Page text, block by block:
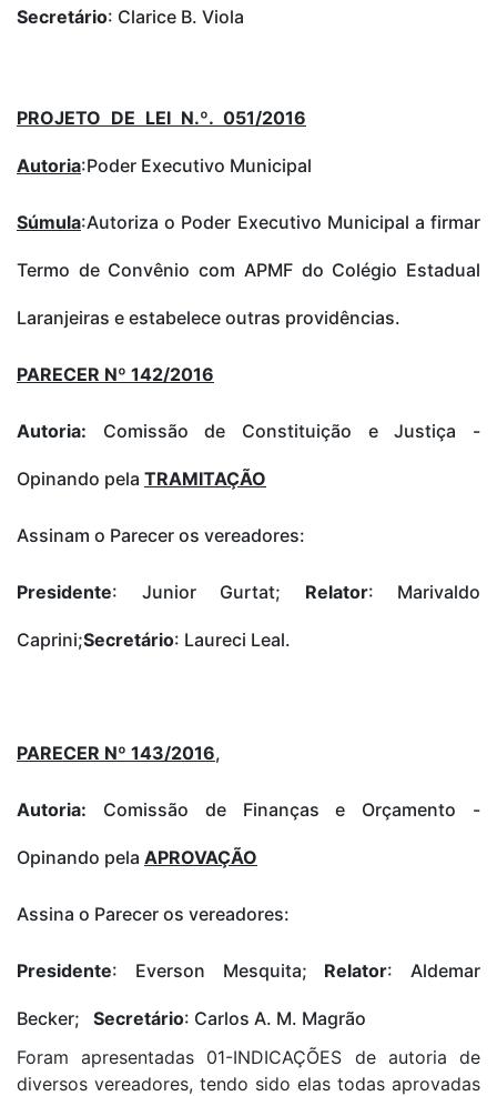
Secretário: Clarice B. Viola
PROJETO DE LEI N.º. 051/2016
Autoria:Poder Executivo Municipal
Súmula:Autoriza o Poder Executivo Municipal a firmar
Termo de Convênio com APMF do Colégio Estadual
Laranjeiras e estabelece outras providências.
PARECER Nº 142/2016
Autoria: Comissão de Constituição e Justiça -
Opinando pela TRAMITAÇÃO
Assinam o Parecer os vereadores:
Presidente: Junior Gurtat; Relator: Marivaldo
Caprini;Secretário: Laureci Leal.
PARECER Nº 143/2016,
Autoria: Comissão de Finanças e Orçamento -
Opinando pela APROVAÇÃO
Assina o Parecer os vereadores:
Presidente: Everson Mesquita; Relator: Aldemar
Becker; Secretário: Carlos A. M. Magrão
Foram apresentadas 01-INDICAÇÕES de autoria de
diversos vereadores, tendo sido elas todas aprovadas